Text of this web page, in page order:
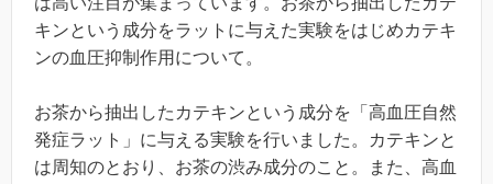
キンという成分をラットに与えた実験をはじめカテキ
ンの血圧抑制作用について。
お茶から抽出したカテキンという成分を「高血圧自然
発症ラット」に与える実験を行いました。カテキンと
は周知のとおり、お茶の渋み成分のこと。また、高血